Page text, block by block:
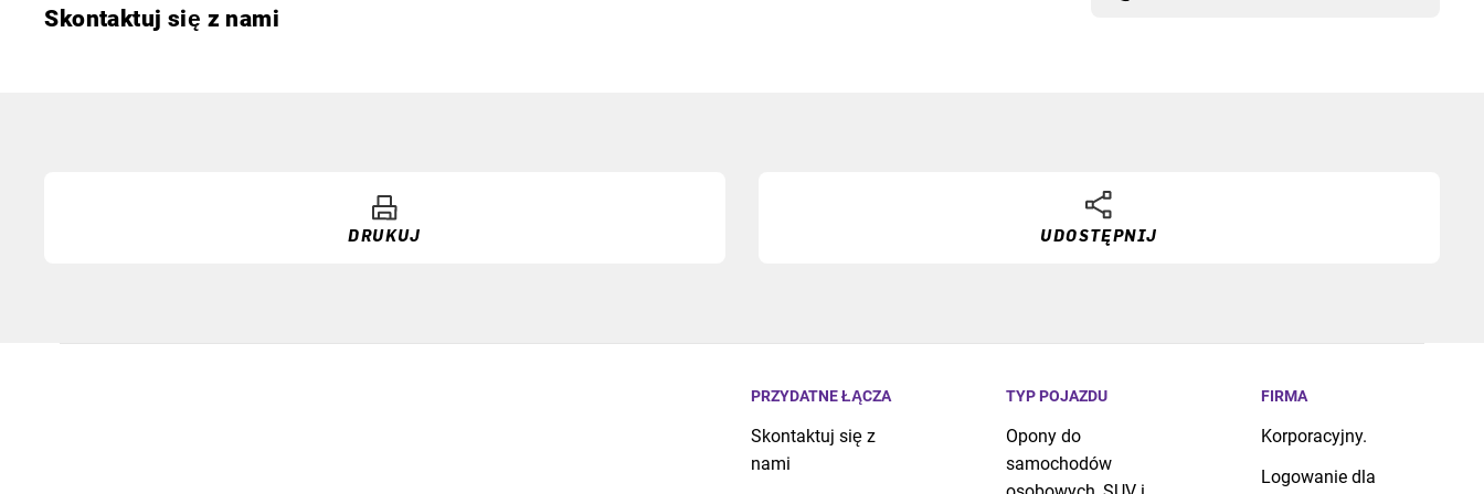
Skontaktuj się z nami
DRUKUJ UDOSTĘPNIJ
PRZYDATNE ŁĄCZA
Skontaktuj się z
nami
TYP POJAZDU
Opony do
samochodów
FIRMA
Korporacyjny.
Logowanie dla